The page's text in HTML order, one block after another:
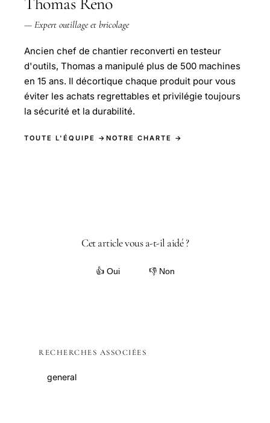
— Expert outillage et bricolage
Ancien chef de chantier reconverti en testeur
d'outils, Thomas a manipulé plus de 500 machines
en 15 ans. Il décortique chaque produit pour vous
éviter les achats regrettables et privilégie toujours
la sécurité et la durabilité.
TOUTE L'ÉQUIPE → NOTRE CHARTE →
Cet article vous a-t-il aidé ?
👍 Oui 👎 Non
RECHERCHES ASSOCIÉES
general